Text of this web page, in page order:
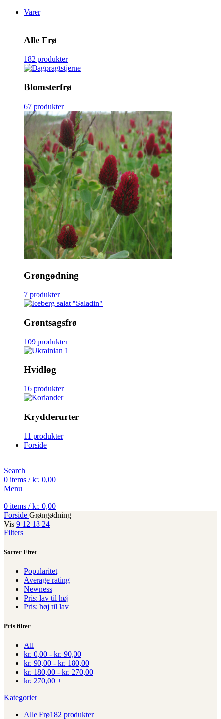
Varer
Alle Frø
182 produkter
Blomsterfrø
67 produkter
Grøngødning
7 produkter
Grøntsagsfrø
109 produkter
Hvidløg
16 produkter
Krydderurter
11 produkter
Forside
Search
0 items / kr. 0,00
Menu
0 items / kr. 0,00
Forside Grøngødning
Vis 9 12 18 24
Filters
Sorter Efter
Popularitet
Average rating
Newness
Pris: lav til høj
Pris: høj til lav
Pris filter
All
kr. 0,00 - kr. 90,00
kr. 90,00 - kr. 180,00
kr. 180,00 - kr. 270,00
kr. 270,00 +
Kategorier
Alle Frø182 produkter